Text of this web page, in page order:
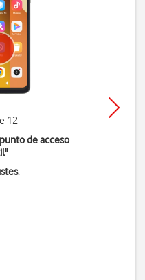
12
de acceso
"
.